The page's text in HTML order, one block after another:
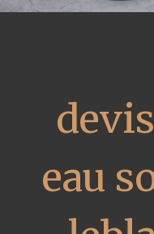
eau